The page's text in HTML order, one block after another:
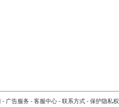
- 广告服务 - 客服中心 - 联系方式 - 保护隐私权